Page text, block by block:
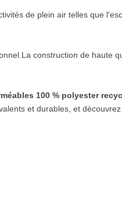
de plein air telles que
construction de haute
100 % polyester
et durables, et